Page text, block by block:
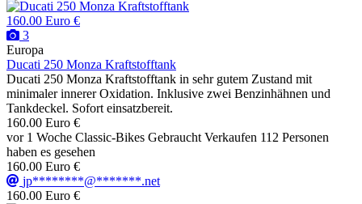
160.00 Euro €
3
Europa
Ducati 250 Monza Kraftstofftank
Ducati 250 Monza Kraftstofftank in sehr gutem Zustand mit
minimaler innerer Oxidation. Inklusive zwei Benzinhähnen und
Tankdeckel. Sofort einsatzbereit.
160.00 Euro €
vor 1 Woche Classic-Bikes Gebraucht Verkaufen 112 Personen
haben es gesehen
160.00 Euro €
jp********@*******.net
160.00 Euro €